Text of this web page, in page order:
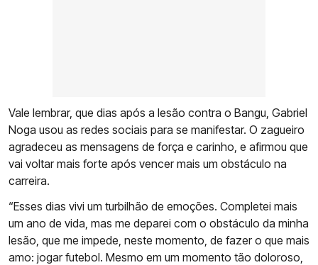
Vale lembrar, que dias após a lesão contra o Bangu, Gabriel
Noga usou as redes sociais para se manifestar. O zagueiro
agradeceu as mensagens de força e carinho, e afirmou que
vai voltar mais forte após vencer mais um obstáculo na
carreira.
“Esses dias vivi um turbilhão de emoções. Completei mais
um ano de vida, mas me deparei com o obstáculo da minha
lesão, que me impede, neste momento, de fazer o que mais
amo: jogar futebol. Mesmo em um momento tão doloroso,